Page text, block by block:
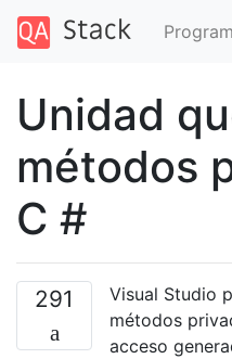
Unidad
métodos
C #
291
Visual Studio
métodos
acceso